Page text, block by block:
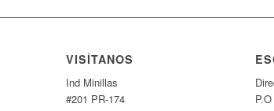
VISÍTANOS
Ind Minillas
#201 PR-174